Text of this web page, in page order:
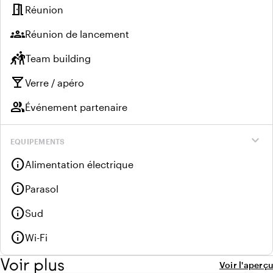
meeting_room Réunion
groupsRéunion de lancement
sports_kabaddiTeam building
local_barVerre / apéro
groupÉvénement partenaire
expand_more
EQUIPEMENTS
infoAlimentation électrique
infoParasol
infoSud
infoWi-Fi
Voir plus Voir l'aperçu